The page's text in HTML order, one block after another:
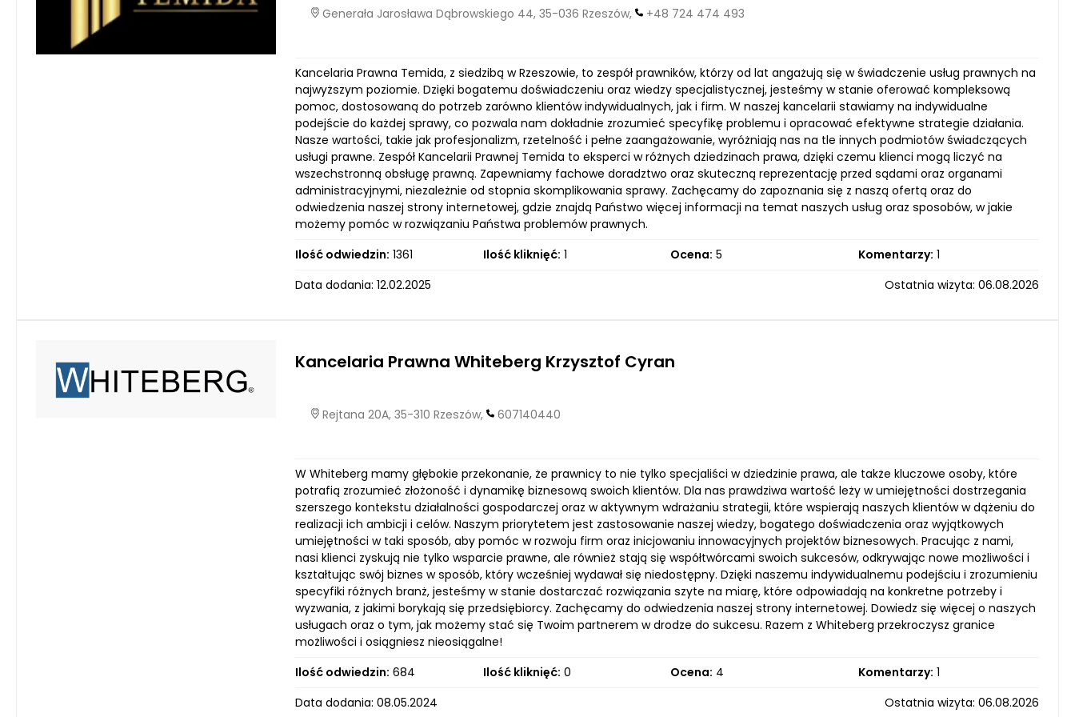
Generała Jarosława Dąbrowskiego 44, 35-036 Rzeszów, +48 724 474 493
Kancelaria Prawna Temida, z siedzibą w Rzeszowie, to zespół prawników, którzy od lat angażują się w świadczenie usług prawnych na
najwyższym poziomie. Dzięki bogatemu doświadczeniu oraz wiedzy specjalistycznej, jesteśmy w stanie oferować kompleksową
pomoc, dostosowaną do potrzeb zarówno klientów indywidualnych, jak i firm. W naszej kancelarii stawiamy na indywidualne
podejście do każdej sprawy, co pozwala nam dokładnie zrozumieć specyfikę problemu i opracować efektywne strategie działania.
Nasze wartości, takie jak profesjonalizm, rzetelność i pełne zaangażowanie, wyróżniają nas na tle innych podmiotów świadczących
usługi prawne. Zespół Kancelarii Prawnej Temida to eksperci w różnych dziedzinach prawa, dzięki czemu klienci mogą liczyć na
wszechstronną obsługę prawną. Zapewniamy fachowe doradztwo oraz skuteczną reprezentację przed sądami oraz organami
administracyjnymi, niezależnie od stopnia skomplikowania sprawy. Zachęcamy do zapoznania się z naszą ofertą oraz do
odwiedzenia naszej strony internetowej, gdzie znajdą Państwo więcej informacji na temat naszych usług oraz sposobów, w jakie
możemy pomóc w rozwiązaniu Państwa problemów prawnych.
Ilość odwiedzin: 1361 Ilość kliknięć: 1 Ocena: 5 Komentarzy: 1
Data dodania: 12.02.2025
Ostatnia wizyta: 06.08.2026
Kancelaria Prawna Whiteberg Krzysztof Cyran
Rejtana 20A, 35-310 Rzeszów, 607140440
W Whiteberg mamy głębokie przekonanie, że prawnicy to nie tylko specjaliści w dziedzinie prawa, ale także kluczowe osoby, które
potrafią zrozumieć złożoność i dynamikę biznesową swoich klientów. Dla nas prawdziwa wartość leży w umiejętności dostrzegania
szerszego kontekstu działalności gospodarczej oraz w aktywnym wdrażaniu strategii, które wspierają naszych klientów w dążeniu do
realizacji ich ambicji i celów. Naszym priorytetem jest zastosowanie naszej wiedzy, bogatego doświadczenia oraz wyjątkowych
umiejętności w taki sposób, aby pomóc w rozwoju firm oraz inicjowaniu innowacyjnych projektów biznesowych. Pracując z nami,
nasi klienci zyskują nie tylko wsparcie prawne, ale również stają się współtwórcami swoich sukcesów, odkrywając nowe możliwości i
kształtując swój biznes w sposób, który wcześniej wydawał się niedostępny. Dzięki naszemu indywidualnemu podejściu i zrozumieniu
specyfiki różnych branż, jesteśmy w stanie dostarczać rozwiązania szyte na miarę, które odpowiadają na konkretne potrzeby i
wyzwania, z jakimi borykają się przedsiębiorcy. Zachęcamy do odwiedzenia naszej strony internetowej. Dowiedz się więcej o naszych
usługach oraz o tym, jak możemy stać się Twoim partnerem w drodze do sukcesu. Razem z Whiteberg przekroczysz granice
możliwości i osiągniesz nieosiągalne!
Ilość odwiedzin: 684 Ilość kliknięć: 0 Ocena: 4 Komentarzy: 1
Data dodania: 08.05.2024
Ostatnia wizyta: 06.08.2026